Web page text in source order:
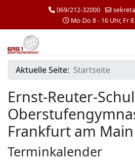
069/212-32000
Mo-Do 8 - 16 Uhr, Fr
Aktuelle Seite: Startseite
Ernst-Reuter-
Frankfurt am Main
Terminkalender